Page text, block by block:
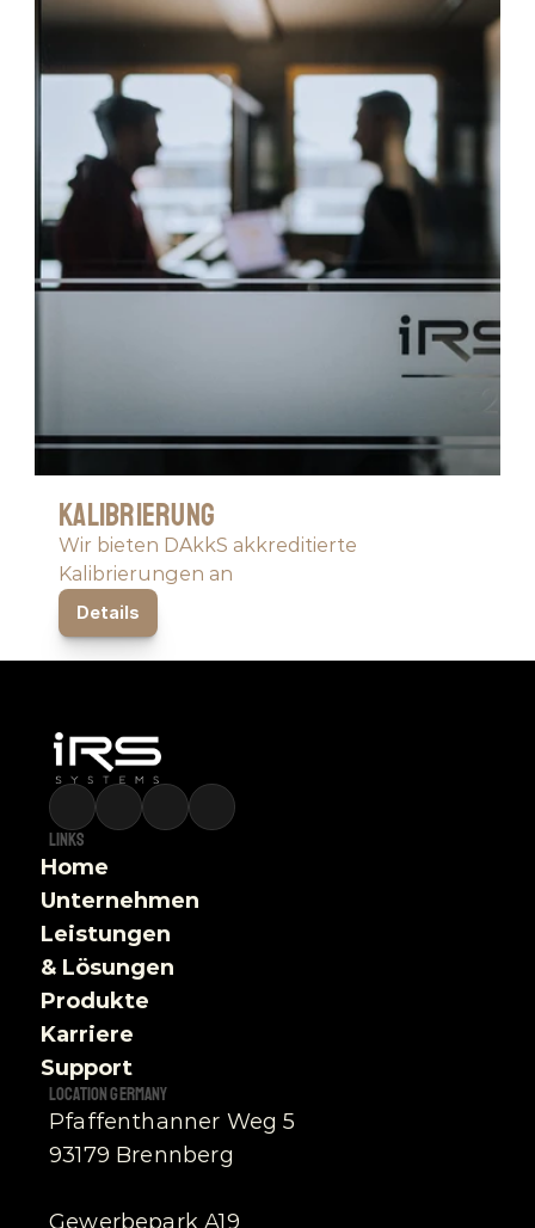
Kalibrierung
Wir bieten DAkkS akkreditierte
Kalibrierungen an
Details
Links
Home
Unternehmen
Leistungen
& Lösungen
Produkte
Karriere
Support
Location germany
Pfaffenthanner Weg 5
93179 Brennberg
Gewerbepark A19